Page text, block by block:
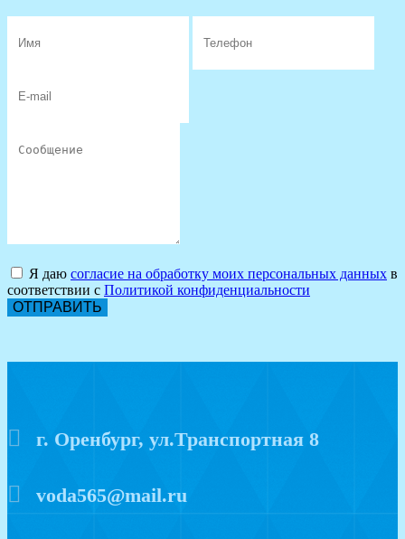
Я даю согласие на обработку моих персональных данных в
соответствии с Политикой конфиденциальности
ОТПРАВИТЬ
г. Оренбург, ул.Транспортная 8
voda565@mail.ru